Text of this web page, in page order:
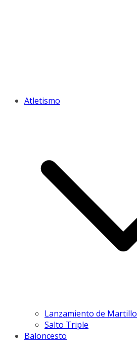
Atletismo
Lanzamiento de Martillo
Salto Triple
Baloncesto